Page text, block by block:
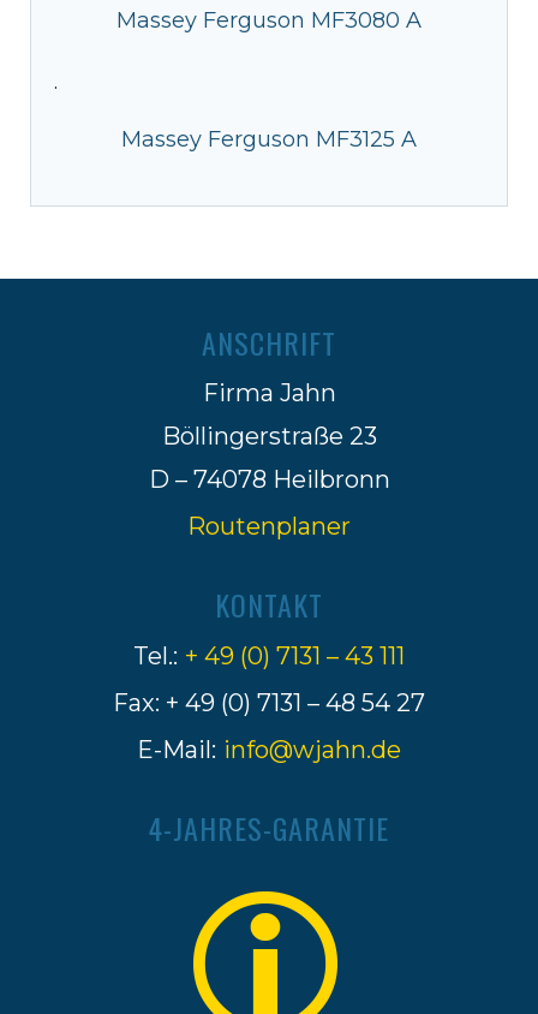
Massey Ferguson MF3080 A
·
Massey Ferguson MF3125 A
ANSCHRIFT
Firma Jahn
Böllingerstraße 23
D – 74078 Heilbronn
Routenplaner
KONTAKT
Tel.: + 49 (0) 7131 – 43 111
Fax: + 49 (0) 7131 – 48 54 27
E-Mail: info@wjahn.de
4-JAHRES-GARANTIE